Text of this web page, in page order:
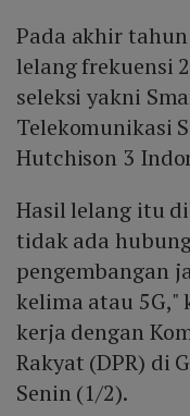
Pada akhir
lelang frekuensi
seleksi yakni
Telekomunikasi
Hutchison 3
Hasil lelang itu
tidak ada
pengembangan
kelima atau 5G,"
kerja dengan
Rakyat (DPR) di
Senin (1/2).